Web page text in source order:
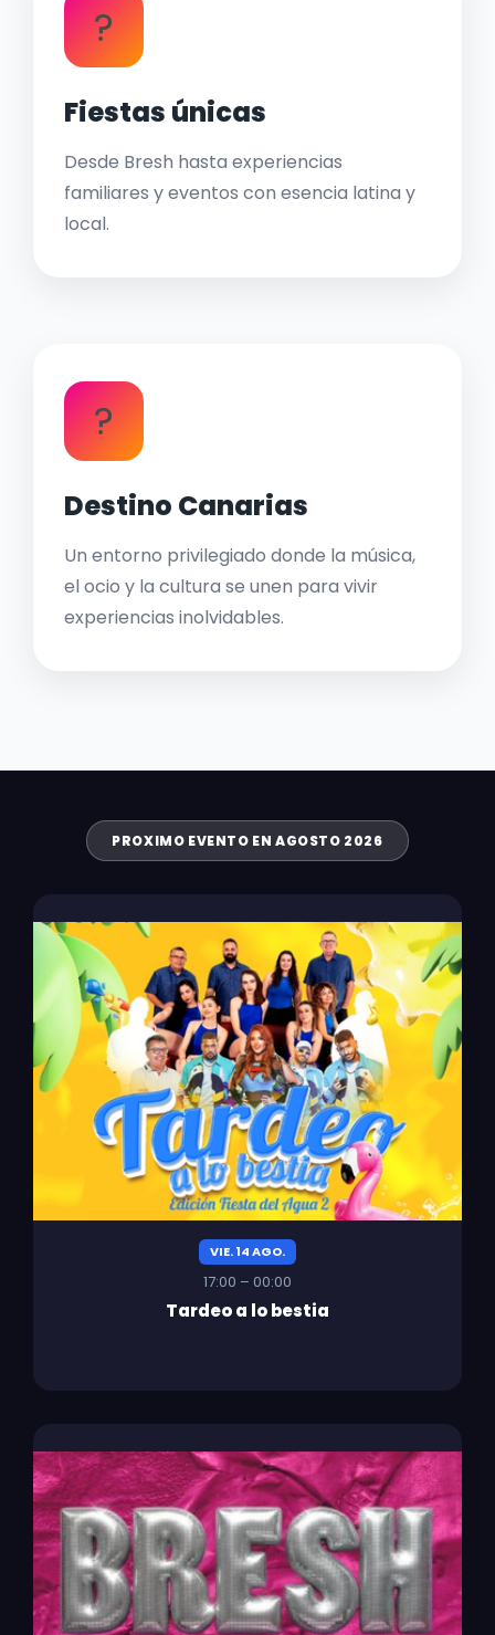
?
Fiestas únicas
Desde Bresh hasta experiencias
familiares y eventos con esencia latina y
local.
?
Destino Canarias
Un entorno privilegiado donde la música,
el ocio y la cultura se unen para vivir
experiencias inolvidables.
PROXIMO EVENTO EN AGOSTO 2026
VIE. 14 AGO.
17:00 – 00:00
Tardeo a lo bestia